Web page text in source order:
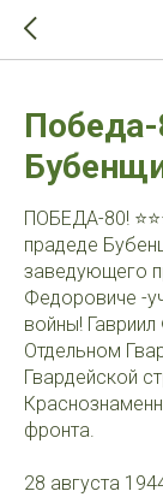
ПОБЕДА-80!
прадеде
заведующего
Федоровиче -
войны!
Отдельном
Гвардейской
фронта.
28 августа